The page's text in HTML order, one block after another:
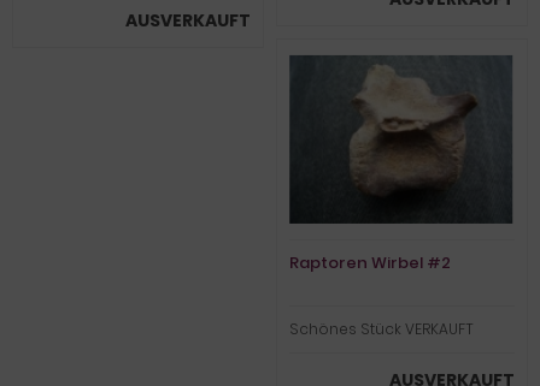
AUSVERKAUFT
Raptoren Wirbel #2
Schönes Stück VERKAUFT
AUSVERKAUFT